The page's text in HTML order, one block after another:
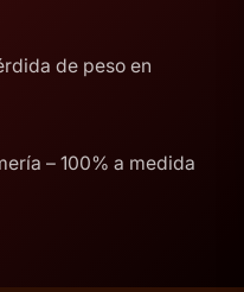
de peso en
– 100% a medida